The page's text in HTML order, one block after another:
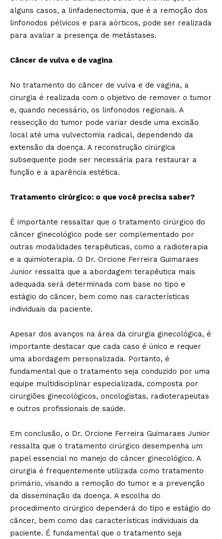
alguns casos, a linfadenectomia, que é a remoção dos
linfonodos pélvicos e para aórticos, pode ser realizada
para avaliar a presença de metástases.
Câncer de vulva e de vagina
No tratamento do câncer de vulva e de vagina, a
cirurgia é realizada com o objetivo de remover o tumor
e, quando necessário, os linfonodos regionais. A
ressecção do tumor pode variar desde uma excisão
local até uma vulvectomia radical, dependendo da
extensão da doença. A reconstrução cirúrgica
subsequente pode ser necessária para restaurar a
função e a aparência estética.
Tratamento cirúrgico: o que você precisa saber?
É importante ressaltar que o tratamento cirúrgico do
câncer ginecológico pode ser complementado por
outras modalidades terapêuticas, como a radioterapia
e a quimioterapia. O Dr. Orcione Ferreira Guimaraes
Junior ressalta que a abordagem terapêutica mais
adequada será determinada com base no tipo e
estágio do câncer, bem como nas características
individuais da paciente.
Apesar dos avanços na área da cirurgia ginecológica, é
importante destacar que cada caso é único e requer
uma abordagem personalizada. Portanto, é
fundamental que o tratamento seja conduzido por uma
equipe multidisciplinar especializada, composta por
cirurgiões ginecológicos, oncologistas, radioterapeutas
e outros profissionais de saúde.
Em conclusão, o Dr. Orcione Ferreira Guimaraes Junior
ressalta que o tratamento cirúrgico desempenha um
papel essencial no manejo do câncer ginecológico. A
cirurgia é frequentemente utilizada como tratamento
primário, visando a remoção do tumor e a prevenção
da disseminação da doença. A escolha do
procedimento cirúrgico dependerá do tipo e estágio do
câncer, bem como das características individuais da
paciente. É fundamental que o tratamento seja